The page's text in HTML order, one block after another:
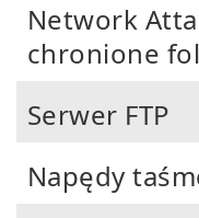
Network
chronione
Serwer FTP
Napędy